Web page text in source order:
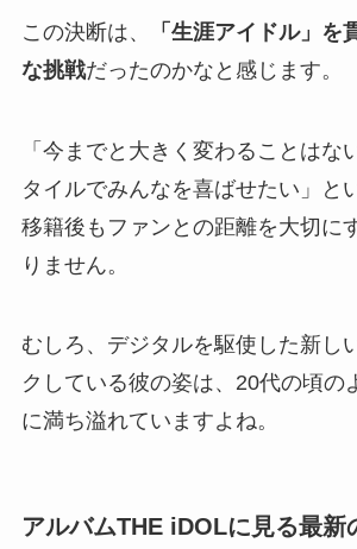
この決断は、
「生涯アイドル」を
な挑戦だったのかなと感じます。
「今までと大きく変わることはな
タイルでみんなを喜ばせたい」と
移籍後もファンとの距離を大切に
りません。
むしろ、デジタルを駆使した新し
クしている彼の姿は、20代の頃の
に満ち溢れていますよね。
アルバムTHE iDOLに見る最新